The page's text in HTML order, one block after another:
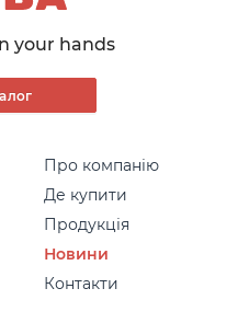
your hands
Про компанію
Де купити
Продукція
Новини
Контакти